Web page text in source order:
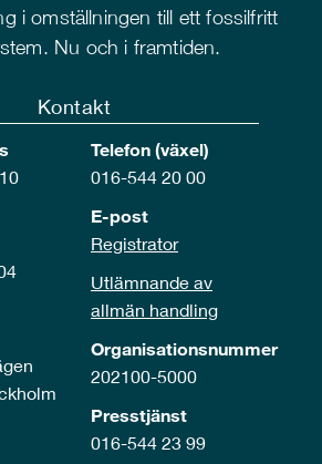
i omställningen till ett fossilfritt
Nu och i framtiden.
Kontakt
Telefon (växel)
016-544 20 00
E-post
Registrator
Utlämnande av
allmän handling
Organisationsnummer
202100-5000
Presstjänst
016-544 23 99